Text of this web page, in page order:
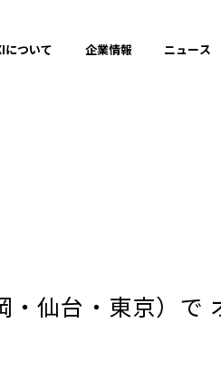
について 企業情報 ニュース
仙台・東京）